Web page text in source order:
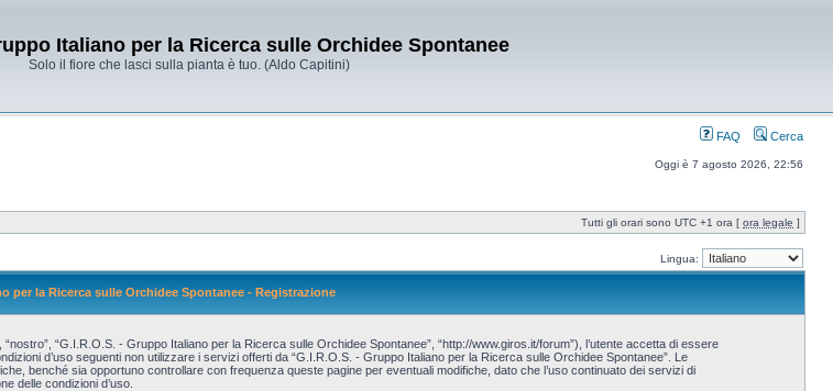
Italiano per la Ricerca sulle Orchidee Spontanee
Solo il fiore che lasci sulla pianta è tuo. (Aldo Capitini)
FAQ Cerca
Oggi è 7 agosto 2026, 22:56
Tutti gli orari sono UTC +1 ora [ ora legale ]
Lingua:
per la Ricerca sulle Orchidee Spontanee - Registrazione
“G.I.R.O.S. - Gruppo Italiano per la Ricerca sulle Orchidee Spontanee”, “http://www.giros.it/forum”), l’utente accetta di essere
d’uso seguenti non utilizzare i servizi offerti da “G.I.R.O.S. - Gruppo Italiano per la Ricerca sulle Orchidee Spontanee”. Le
benché sia opportuno controllare con frequenza queste pagine per eventuali modifiche, dato che l’uso continuato dei servizi di
delle condizioni d’uso.